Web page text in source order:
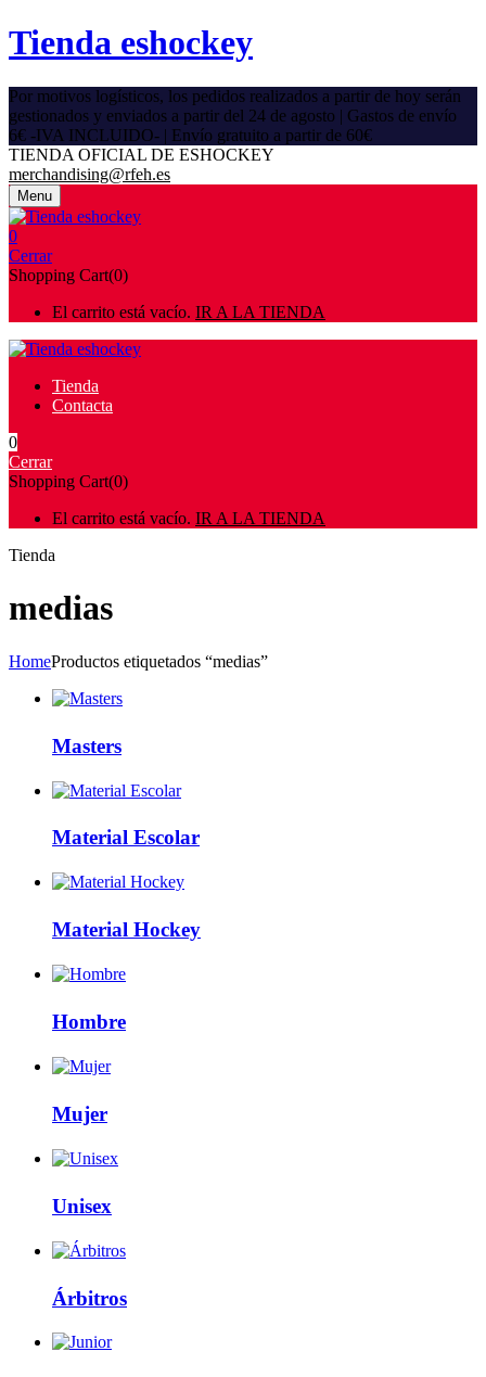
Tienda eshockey
Por motivos logísticos, los pedidos realizados a partir de hoy serán
gestionados y enviados a partir del 24 de agosto | Gastos de envío
6€ -IVA INCLUIDO- | Envío gratuito a partir de 60€
TIENDA OFICIAL DE ESHOCKEY
merchandising@rfeh.es
Menu
0
Cerrar
Shopping Cart(0)
El carrito está vacío. IR A LA TIENDA
Tienda
Contacta
0
Cerrar
Shopping Cart(0)
El carrito está vacío. IR A LA TIENDA
Tienda
medias
HomeProductos etiquetados “medias”
Masters
Material Escolar
Material Hockey
Hombre
Mujer
Unisex
Árbitros